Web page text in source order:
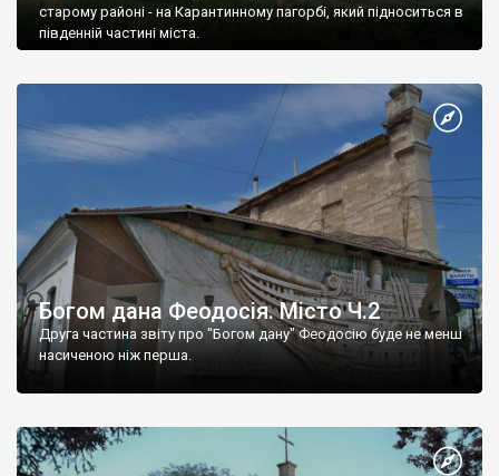
старому районі - на Карантинному пагорбі, який підноситься в
південній частині міста.
Богом дана Феодосія. Місто Ч.2
Друга частина звіту про "Богом дану" Феодосію буде не менш
насиченою ніж перша.